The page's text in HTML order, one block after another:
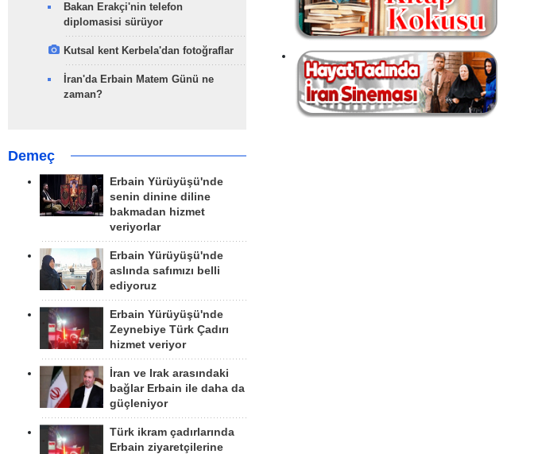
Bakan Erakçi'nin telefon
diplomasisi sürüyor
Kutsal kent Kerbela'dan fotoğraflar
İran'da Erbain Matem Günü ne
zaman?
Demeç
Erbain Yürüyüşü'nde
senin dinine diline
bakmadan hizmet
veriyorlar
Erbain Yürüyüşü'nde
aslında safımızı belli
ediyoruz
Erbain Yürüyüşü'nde
Zeynebiye Türk Çadırı
hizmet veriyor
İran ve Irak arasındaki
bağlar Erbain ile daha da
güçleniyor
Türk ikram çadırlarında
Erbain ziyaretçilerine